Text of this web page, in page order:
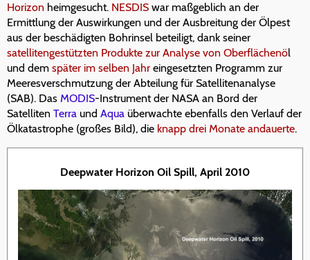
Horizon heimgesucht. NESDIS war maßgeblich an der
Ermittlung der Auswirkungen und der Ausbreitung der Ölpest
aus der beschädigten Bohrinsel beteiligt, dank seiner
satellitengestützten Produkte zur Analyse von Oberflächenöl
und dem später im selben Jahr eingesetzten Programm zur
Meeresverschmutzung der Abteilung für Satellitenanalyse
(SAB). Das MODIS-Instrument der NASA an Bord der
Satelliten Terra und Aqua überwachte ebenfalls den Verlauf der
Ölkatastrophe (großes Bild), die knapp drei Monate andauerte.
Deepwater Horizon Oil Spill, April 2010